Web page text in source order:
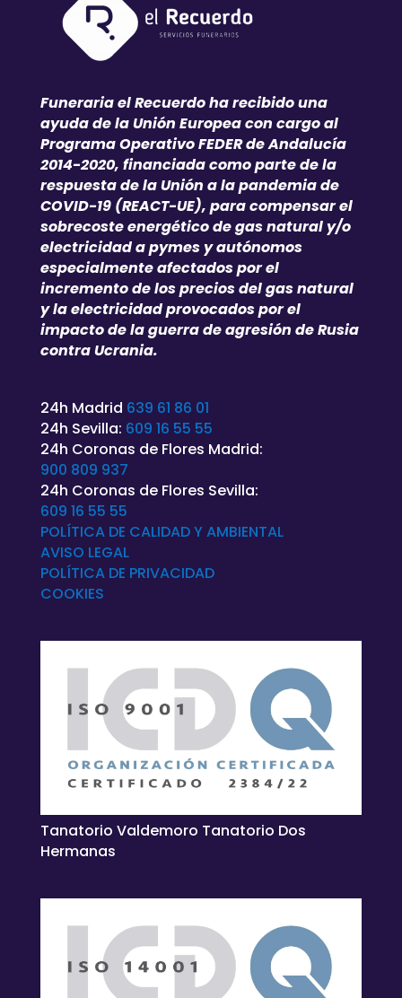
Funeraria el Recuerdo ha recibido una
ayuda de la Unión Europea con cargo al
Programa Operativo FEDER de Andalucía
2014-2020, financiada como parte de la
respuesta de la Unión a la pandemia de
COVID-19 (REACT-UE), para compensar el
sobrecoste energético de gas natural y/o
electricidad a pymes y autónomos
especialmente afectados por el
incremento de los precios del gas natural
y la electricidad provocados por el
impacto de la guerra de agresión de Rusia
contra Ucrania.
24h Madrid 639 61 86 01
24h Sevilla: 609 16 55 55
24h Coronas de Flores Madrid:
900 809 937
24h Coronas de Flores Sevilla:
609 16 55 55
POLÍTICA DE CALIDAD Y AMBIENTAL
AVISO LEGAL
POLÍTICA DE PRIVACIDAD
COOKIES
Tanatorio Valdemoro Tanatorio Dos
Hermanas